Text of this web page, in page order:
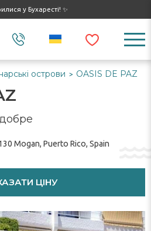
у Бухаресті! ✨
острови > OASIS DE PAZ
Mogan, Puerto Rico, Spain
ЦІНУ